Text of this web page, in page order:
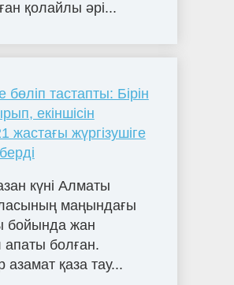
қолайлы әрі...
тастапты: Бірін
екіншісін
жастағы жүргізушіге
күні Алматы
маңындағы
бойында жан
апаты болған.
қаза тау...